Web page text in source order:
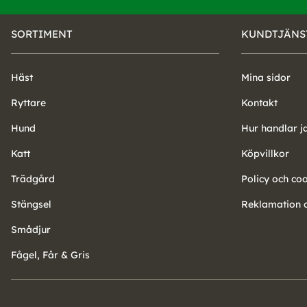
SORTIMENT
Häst
Ryttare
Hund
Katt
Trädgård
Stängsel
Smådjur
Fågel, Får & Gris
Mina sidor
Kontakt
Hur handlar
Köpvillkor
Policy och
Reklamation